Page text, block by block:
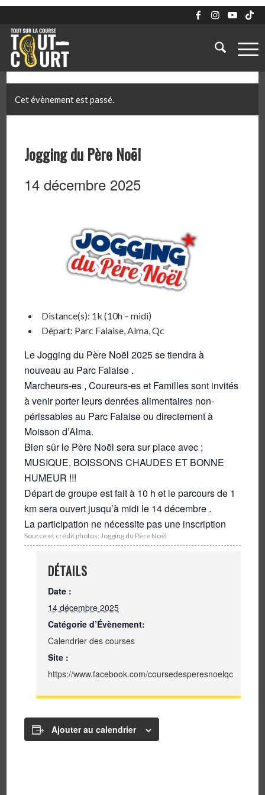
Cet évènement est passé.
Jogging du Père Noël
14 décembre 2025
Distance(s): 1k (10h – midi)
Départ: Parc Falaise, Alma, Qc
Le Jogging du Père Noël 2025 se tiendra à
nouveau au Parc Falaise .
Marcheurs-es , Coureurs-es et Familles sont invités
à venir porter leurs denrées alimentaires non-
périssables au Parc Falaise ou directement à
Moisson d’Alma.
Bien sûr le Père Noël sera sur place avec ;
MUSIQUE, BOISSONS CHAUDES ET BONNE
HUMEUR !!!
Départ de groupe est fait à 10 h et le parcours de 1
km sera ouvert jusqu’à midi le 14 décembre .
La participation ne nécessite pas une inscription
Source et crédit photos: Jogging du Père Noël
DÉTAILS
Date :
14 décembre 2025
Catégorie d’Évènement:
Calendrier des courses
Site :
https://www.facebook.com/coursedesperesnoelqc
Ajouter au calendrier